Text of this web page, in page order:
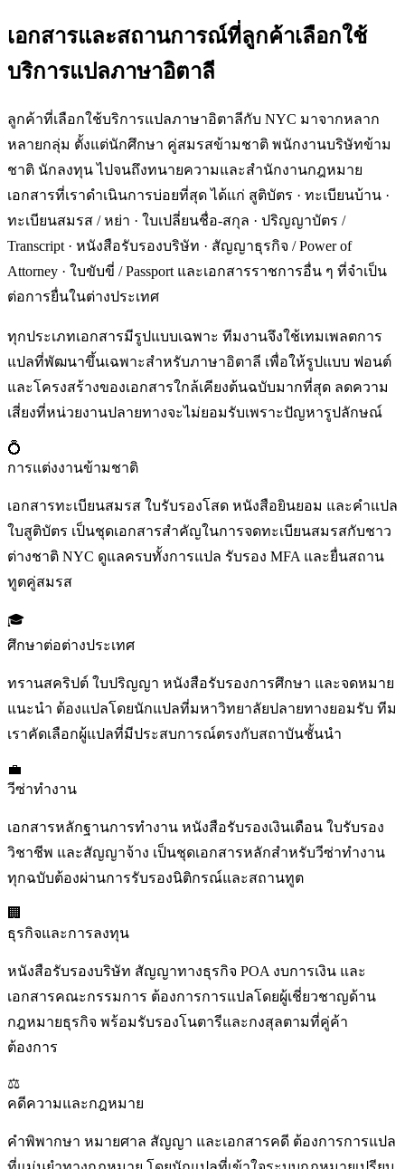
เอกสารและสถานการณ์ที่ลูกค้าเลือกใช้
บริการแปลภาษาอิตาลี
ลูกค้าที่เลือกใช้บริการแปลภาษาอิตาลีกับ NYC มาจากหลาก
หลายกลุ่ม ตั้งแต่นักศึกษา คู่สมรสข้ามชาติ พนักงานบริษัทข้าม
ชาติ นักลงทุน ไปจนถึงทนายความและสำนักงานกฎหมาย
เอกสารที่เราดำเนินการบ่อยที่สุด ได้แก่ สูติบัตร · ทะเบียนบ้าน ·
ทะเบียนสมรส / หย่า · ใบเปลี่ยนชื่อ-สกุล · ปริญญาบัตร /
Transcript · หนังสือรับรองบริษัท · สัญญาธุรกิจ / Power of
Attorney · ใบขับขี่ / Passport และเอกสารราชการอื่น ๆ ที่จำเป็น
ต่อการยื่นในต่างประเทศ
ทุกประเภทเอกสารมีรูปแบบเฉพาะ ทีมงานจึงใช้เทมเพลตการ
แปลที่พัฒนาขึ้นเฉพาะสำหรับภาษาอิตาลี เพื่อให้รูปแบบ ฟอนต์
และโครงสร้างของเอกสารใกล้เคียงต้นฉบับมากที่สุด ลดความ
เสี่ยงที่หน่วยงานปลายทางจะไม่ยอมรับเพราะปัญหารูปลักษณ์
💍
การแต่งงานข้ามชาติ
เอกสารทะเบียนสมรส ใบรับรองโสด หนังสือยินยอม และคำแปล
ใบสูติบัตร เป็นชุดเอกสารสำคัญในการจดทะเบียนสมรสกับชาว
ต่างชาติ NYC ดูแลครบทั้งการแปล รับรอง MFA และยื่นสถาน
ทูตคู่สมรส
🎓
ศึกษาต่อต่างประเทศ
ทรานสคริปต์ ใบปริญญา หนังสือรับรองการศึกษา และจดหมาย
แนะนำ ต้องแปลโดยนักแปลที่มหาวิทยาลัยปลายทางยอมรับ ทีม
เราคัดเลือกผู้แปลที่มีประสบการณ์ตรงกับสถาบันชั้นนำ
💼
วีซ่าทำงาน
เอกสารหลักฐานการทำงาน หนังสือรับรองเงินเดือน ใบรับรอง
วิชาชีพ และสัญญาจ้าง เป็นชุดเอกสารหลักสำหรับวีซ่าทำงาน
ทุกฉบับต้องผ่านการรับรองนิติกรณ์และสถานทูต
🏢
ธุรกิจและการลงทุน
หนังสือรับรองบริษัท สัญญาทางธุรกิจ POA งบการเงิน และ
เอกสารคณะกรรมการ ต้องการการแปลโดยผู้เชี่ยวชาญด้าน
กฎหมายธุรกิจ พร้อมรับรองโนตารีและกงสุลตามที่คู่ค้า
ต้องการ
⚖️
คดีความและกฎหมาย
คำพิพากษา หมายศาล สัญญา และเอกสารคดี ต้องการการแปล